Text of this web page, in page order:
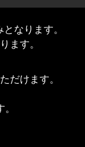
なります。
ます。
だけます。